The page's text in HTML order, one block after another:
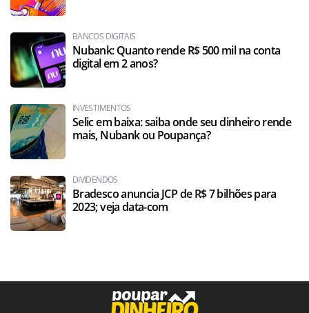
BANCOS DIGITAIS
Nubank: Quanto rende R$ 500 mil na conta
digital em 2 anos?
INVESTIMENTOS
Selic em baixa: saiba onde seu dinheiro rende
mais, Nubank ou Poupança?
DIVIDENDOS
Bradesco anuncia JCP de R$ 7 bilhões para
2023; veja data-com